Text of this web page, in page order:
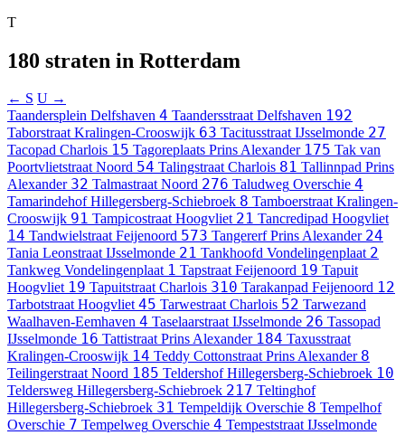
T
180 straten in Rotterdam
← S U →
Taandersplein Delfshaven 4 Taandersstraat Delfshaven 192
Taborstraat Kralingen-Crooswijk 63 Tacitusstraat IJsselmonde 27
Tacopad Charlois 15 Tagoreplaats Prins Alexander 175 Tak van
Poortvlietstraat Noord 54 Talingstraat Charlois 81 Tallinnpad Prins
Alexander 32 Talmastraat Noord 276 Taludweg Overschie 4
Tamarindehof Hillegersberg-Schiebroek 8 Tamboerstraat Kralingen-
Crooswijk 91 Tampicostraat Hoogvliet 21 Tancredipad Hoogvliet
14 Tandwielstraat Feijenoord 573 Tangererf Prins Alexander 24
Tania Leonstraat IJsselmonde 21 Tankhoofd Vondelingenplaat 2
Tankweg Vondelingenplaat 1 Tapstraat Feijenoord 19 Tapuit
Hoogvliet 19 Tapuitstraat Charlois 310 Tarakanpad Feijenoord 12
Tarbotstraat Hoogvliet 45 Tarwestraat Charlois 52 Tarwezand
Waalhaven-Eemhaven 4 Taselaarstraat IJsselmonde 26 Tassopad
IJsselmonde 16 Tattistraat Prins Alexander 184 Taxusstraat
Kralingen-Crooswijk 14 Teddy Cottonstraat Prins Alexander 8
Teilingerstraat Noord 185 Teldershof Hillegersberg-Schiebroek 10
Teldersweg Hillegersberg-Schiebroek 217 Teltinghof
Hillegersberg-Schiebroek 31 Tempeldijk Overschie 8 Tempelhof
Overschie 7 Tempelweg Overschie 4 Tempeststraat IJsselmonde